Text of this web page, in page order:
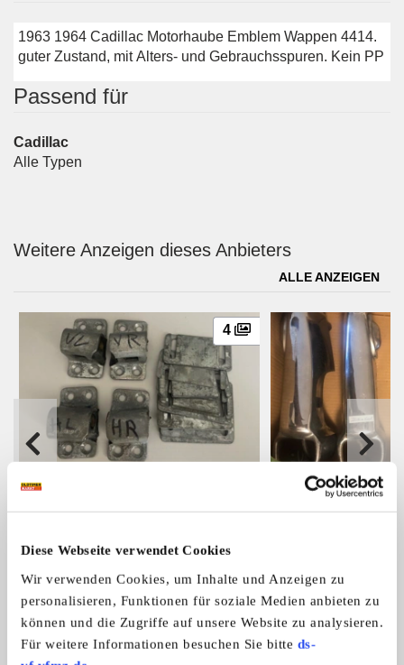
Diese Webseite verwendet Cookies
Wir verwenden Cookies, um Inhalte und Anzeigen zu
personalisieren, Funktionen für soziale Medien anbieten zu
können und die Zugriffe auf unsere Website zu analysieren.
Für weitere Informationen besuchen Sie bitte ds-
1963 1964 Cadillac Motorhaube Emblem Wappen 4414.
guter Zustand, mit Alters- und Gebrauchsspuren. Kein PP
Passend für
Cadillac
Alle Typen
Weitere Anzeigen dieses Anbieters
ALLE ANZEIGEN
4
Merce ...
Mercedes Ponton
Hörner Zierleiste
Biete hier
Pon ...
Das könnte Sie auch interessieren